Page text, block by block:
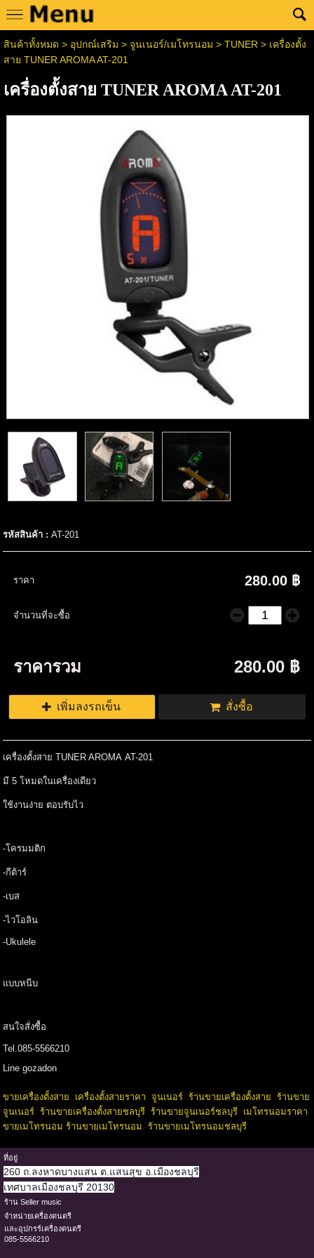
สินค้าทั้งหมด > อุปกณ์เสริม > จูนเนอร์/เมโทรนอม > TUNER > เครื่องตั้ง
สาย TUNER AROMA AT-201
เครื่องตั้งสาย TUNER AROMA AT-201
รหัสสินค้า :AT-201
ราคา 280.00 ฿
จำนวนที่จะซื้อ
ราคารวม 280.00 ฿
เพิ่มลงรถเข็น สั่งซื้อ
เครื่องตั้งสาย TUNER AROMA AT-201
มี 5 โหมดในเครื่องเดียว
ใช้งานง่าย ตอบรับไว
-โครมมติก
-กีต้าร์
-เบส
-ไวโอลิน
-Ukulele
แบบหนีบ
สนใจสั่งซื้อ
Tel.085-5566210
Line gozadon
ขายเครื่องตั้งสาย เครื่องตั้งสายราคา จูนเนอร์ ร้านขายเครื่องตั้งสาย
ร้านขาย
จูนเนอร์ ร้านขายเครื่องตั้งสายชลบุรี ร้านขายจูนเนอร์ชลบุรี เมโทรนอมราคา
ขายเมโทรนอม ร้านขายเมโทรนอม ร้านขายเมโทรนอมชลบุรี
ที่อยู่
260 ถ.ลงหาดบางแสน ต.แสนสุข อ.เมืองชลบุรี
เทศบาลเมืองชลบุรี 20130
ร้าน Seller music
จำหน่ายเครื่องดนตรี
และอุปกรร์เครื่องดนตรี
085-5566210